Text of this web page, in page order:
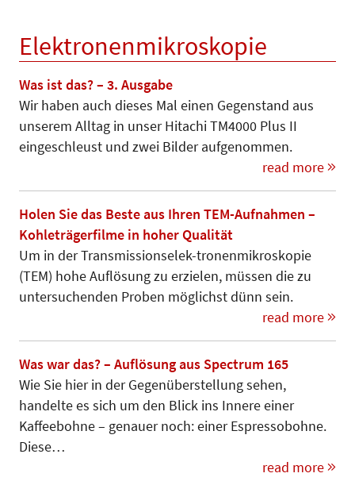
Elektronenmikroskopie
Was ist das? – 3. Ausgabe
Wir haben auch dieses Mal einen Gegenstand aus
unserem Alltag in unser Hitachi TM4000 Plus II
eingeschleust und zwei Bilder aufgenommen.
read more
Holen Sie das Beste aus Ihren TEM-Aufnahmen –
Kohleträgerfilme in hoher Qualität
Um in der Transmissions­elek-tronen­mi­kroskopie
(TEM) hohe Auflösung zu erzielen, müssen die zu
untersuchenden Proben möglichst dünn sein.
read more
Was war das? – Auflösung aus Spectrum 165
Wie Sie hier in der Gegenüberstellung sehen,
handelte es sich um den Blick ins Innere einer
Kaffeebohne – genauer noch: einer Espressobohne.
Diese…
read more